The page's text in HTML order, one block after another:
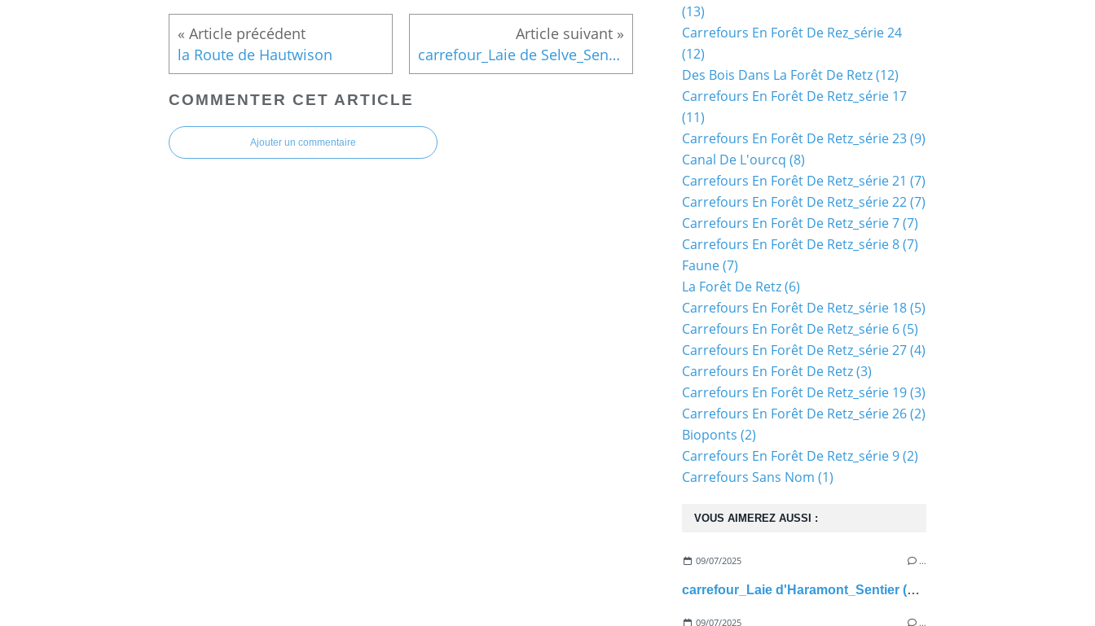
la Route de Hautwison carrefour_Laie de Selve_Sentier (parcelle 449)
COMMENTER CET ARTICLE
Ajouter un commentaire
VOUS AIMEREZ AUSSI :
09/07/2025 …
carrefour_Laie d'Haramont_Sentier (parcelle 435)
09/07/2025 …
(13)
Carrefours En Forêt De Rez_série 24
(12)
Des Bois Dans La Forêt De Retz(12)
Carrefours En Forêt De Retz_série 17
(11)
Carrefours En Forêt De Retz_série 23(9)
Canal De L'ourcq (8)
Carrefours En Forêt De Retz_série 21 (7)
Carrefours En Forêt De Retz_série 22(7)
Carrefours En Forêt De Retz_série 7(7)
Carrefours En Forêt De Retz_série 8(7)
Faune(7)
La Forêt De Retz(6)
Carrefours En Forêt De Retz_série 18(5)
Carrefours En Forêt De Retz_série 6(5)
Carrefours En Forêt De Retz_série 27(4)
Carrefours En Forêt De Retz(3)
Carrefours En Forêt De Retz_série 19(3)
Carrefours En Forêt De Retz_série 26(2)
Bioponts (2)
Carrefours En Forêt De Retz_série 9(2)
Carrefours Sans Nom (1)